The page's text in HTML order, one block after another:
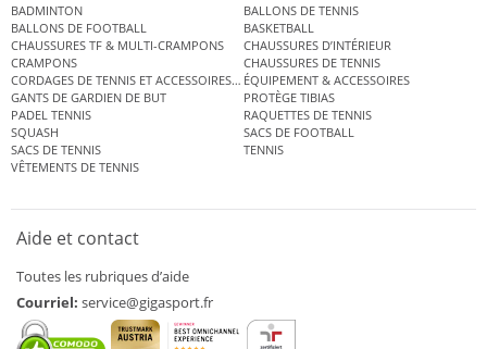
BADMINTON
BALLONS DE TENNIS
BALLONS DE FOOTBALL
BASKETBALL
CHAUSSURES TF & MULTI-CRAMPONS
CHAUSSURES D’INTÉRIEUR
CRAMPONS
CHAUSSURES DE TENNIS
CORDAGES DE TENNIS ET ACCESSOIRES DE TENNISÉQUIPEMENT & ACCESSOIRES
GANTS DE GARDIEN DE BUT
PROTÈGE TIBIAS
PADEL TENNIS
RAQUETTES DE TENNIS
SQUASH
SACS DE FOOTBALL
SACS DE TENNIS
TENNIS
VÊTEMENTS DE TENNIS
Aide et contact
Toutes les rubriques d’aide
Courriel: service@gigasport.fr